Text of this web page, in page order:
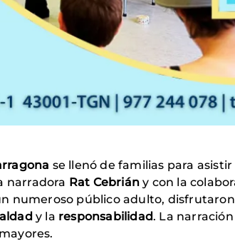
se llenó de familias para
narradora Rat Cebrián y con la
numeroso público adulto,
y la responsabilidad. La